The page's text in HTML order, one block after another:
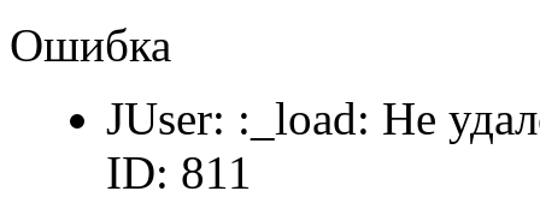
Ошибка
JUser: :_load: Не
ID: 811